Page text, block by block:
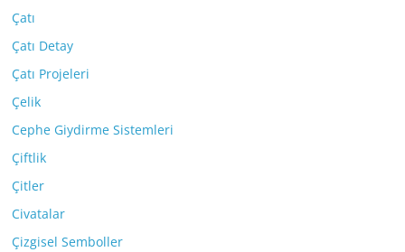
Çatı
Çatı Detay
Çatı Projeleri
Çelik
Cephe Giydirme Sistemleri
Çiftlik
Çitler
Civatalar
Çizgisel Semboller